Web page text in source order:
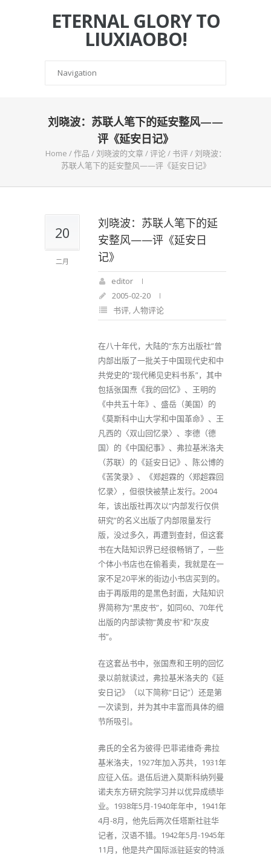
ETERNAL GLORY TO
LIUXIAOBO!
刘晓波：苏联人笔下的延安整风——
评《延安日记》
Home /作品 /刘晓波的文章/评论/ 书评/刘晓波：
苏联人笔下的延安整风——评《延安日记》
20
二月
刘晓波：苏联人笔下的延
安整风——评《延安日
记》
editor
2005-02-20
书评, 人物评论
在八十年代，大陆的“东方出版社”曾
内部出版了一批关于中国现代史和中
共党史的“现代稀见史料书系”，其中
包括张国焘《我的回忆》、王明的
《中共五十年》、盛岳（美国）的
《莫斯科中山大学和中国革命》、王
凡西的〈双山回忆录〉、李德（德
国）的《中国纪事》、弗拉基米洛夫
（苏联）的《延安日记》、陈公博的
《苦笑录》、《郑超霖的〈郑超霖回
忆录〉，但很快被禁止发行。2004
年，该出版社再次以“内部发行仅供
研究”的名义出版了内部限量发行
版，没过多久，再遭到查封，但这套
书在大陆知识界已经很畅销了，一些
个体小书店也在偷着卖，我就是在一
家不足20平米的街边小书店买到的。
由于再版用的是黑色封面，大陆知识
界简称为“黑皮书”，如同60、70年代
出版的内部读物“黄皮书”和“灰皮
书”。
在这套丛书中，张国焘和王明的回忆
录以前就读过，弗拉基米洛夫的《延
安日记》（以下简称“日记”）还是第
一次读到，并为其中丰富而具体的细
节所吸引。
弗氏的全名为彼得·巴菲诺维奇·弗拉
基米洛夫，1927年加入苏共，1931年
应征入伍。退伍后进入莫斯科纳列曼
诺夫东方研究院学习并以优异成绩毕
业。1938年5月-1940年年中，1941年
4月-8月，他先后两次任塔斯社驻华
记者，汉语不错。1942年5月-1945年
11月，他是共产国际派驻延安的特派